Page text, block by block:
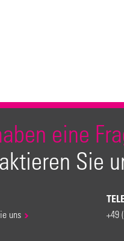
eine
Sie
uns +49